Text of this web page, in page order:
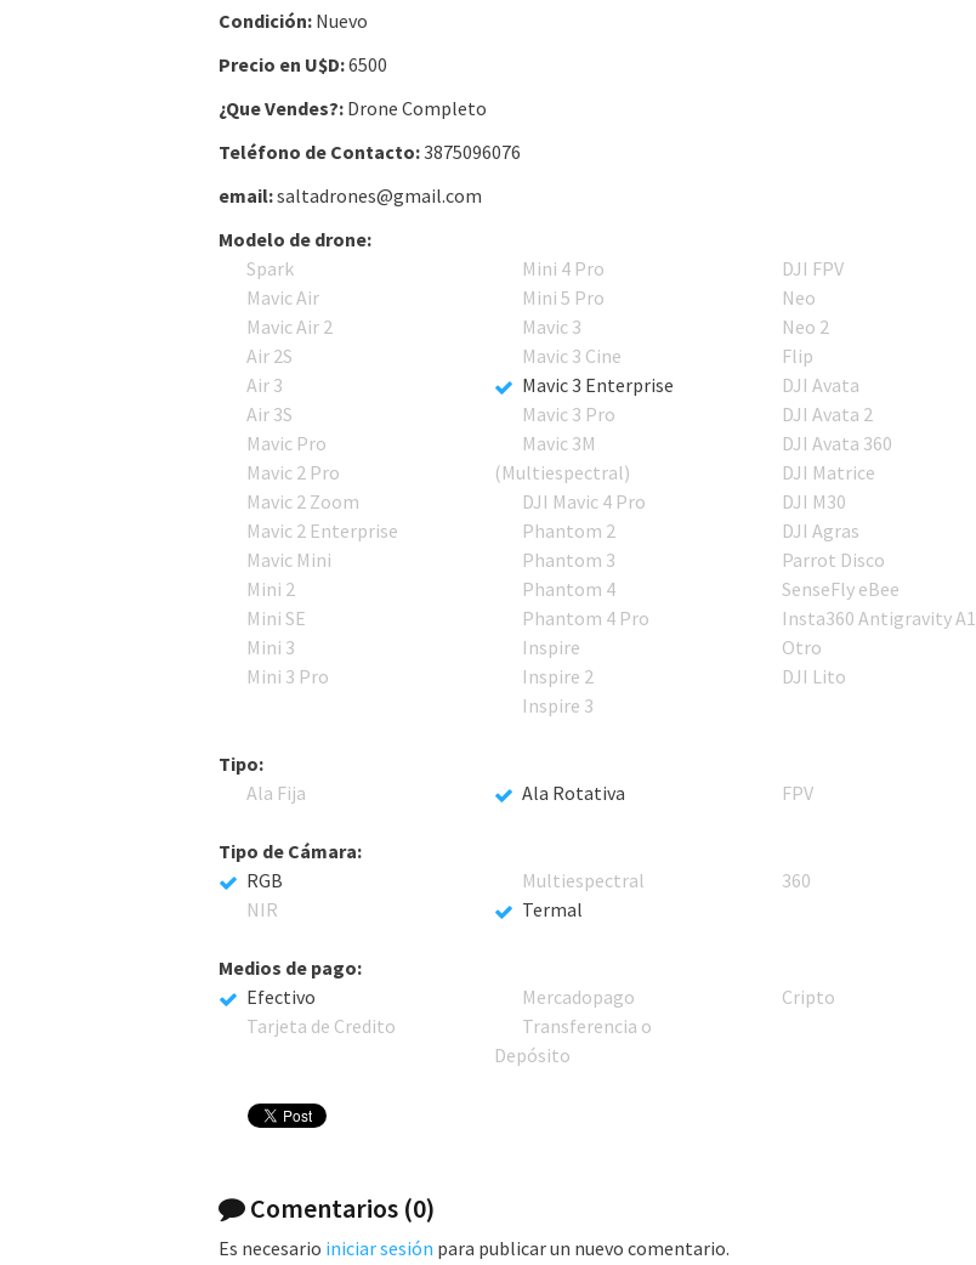
Condición: Nuevo
Precio en U$D:6500
¿Que Vendes?: Drone Completo
Teléfono de Contacto:3875096076
email:saltadrones@gmail.com
Modelo de drone:
Spark
Mavic Air
Mavic Air 2
Air 2S
Air 3
Air 3S
Mavic Pro
Mavic 2 Pro
Mavic 2 Zoom
Mavic 2 Enterprise
Mavic Mini
Mini 2
Mini SE
Mini 3
Mini 3 Pro
Mini 4 Pro
Mini 5 Pro
Mavic 3
Mavic 3 Cine
Mavic 3 Enterprise
Mavic 3 Pro
Mavic 3M
(Multiespectral)
DJI Mavic 4 Pro
Phantom 2
Phantom 3
Phantom 4
Phantom 4 Pro
Inspire
Inspire 2
Inspire 3
DJI FPV
Neo
Neo 2
Flip
DJI Avata
DJI Avata 2
DJI Avata 360
DJI Matrice
DJI M30
DJI Agras
Parrot Disco
SenseFly eBee
Insta360 Antigravity A1
Otro
DJI Lito
Tipo:
Ala Fija
Ala Rotativa FPV
Tipo de Cámara:
RGB
NIR
Multiespectral
Termal
360
Medios de pago:
Efectivo
Tarjeta de Credito
Mercadopago
Transferencia o
Depósito
Cripto
Comentarios (0)
Es necesario iniciar sesión para publicar un nuevo comentario.